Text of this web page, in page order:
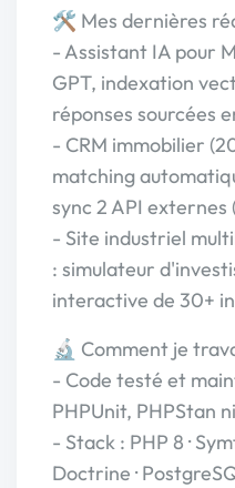
🛠️ Mes dernières
- Assistant IA pour
GPT, indexation
réponses sourcées
- CRM immobilier
matching
sync 2 API externes
- Site industriel
: simulateur
interactive de 30+
🔬 Comment je
- Code testé et
PHPUnit, PHPStan
- Stack : PHP 8 ·
Doctrine ·